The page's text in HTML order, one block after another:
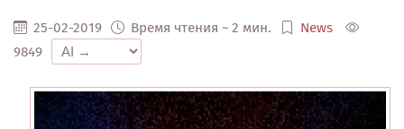
25-02-2019 Время чтения ~ 2 мин.
News
9849